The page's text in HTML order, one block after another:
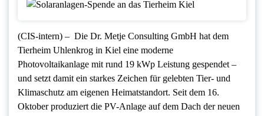
(CIS-intern) – Die Dr. Metje Consulting GmbH hat dem
Tierheim Uhlenkrog in Kiel eine moderne
Photovoltaikanlage mit rund 19 kWp Leistung gespendet –
und setzt damit ein starkes Zeichen für gelebten Tier- und
Klimaschutz am eigenen Heimatstandort. Seit dem 16.
Oktober produziert die PV-Anlage auf dem Dach der neuen